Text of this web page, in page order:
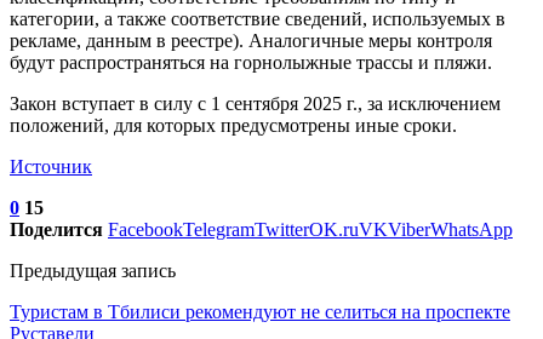
категории, а также соответствие сведений, используемых в
рекламе, данным в реестре). Аналогичные меры контроля
будут распространяться на горнолыжные трассы и пляжи.
Закон вступает в силу с 1 сентября 2025 г., за исключением
положений, для которых предусмотрены иные сроки.
Источник
0 15
Поделится FacebookTelegramTwitterOK.ruVKViberWhatsApp
Предыдущая запись
Туристам в Тбилиси рекомендуют не селиться на проспекте
Руставели